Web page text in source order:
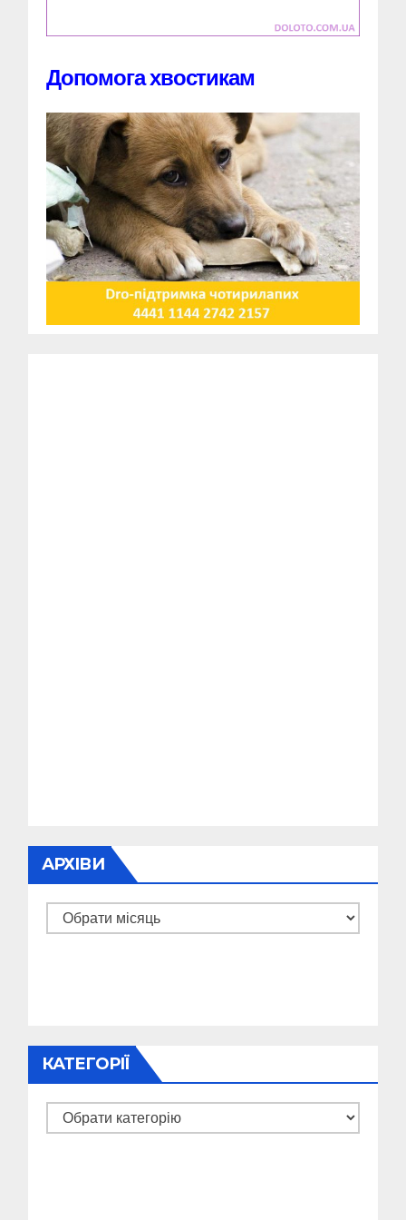
Допомога хвостикам
АРХІВИ
Архіви
КАТЕГОРІЇ
Категорії